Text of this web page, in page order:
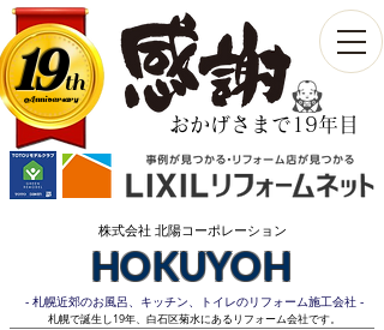
おかげさまで19年目
th
19
Anniversary​
株式会社 北陽コーポレーション
HOKUYOH
- 札幌近郊のお風呂、キッチン、トイレのリフォーム施工会社 -
​札幌で誕生し19年、白石区菊水にあるリフォーム会社です。